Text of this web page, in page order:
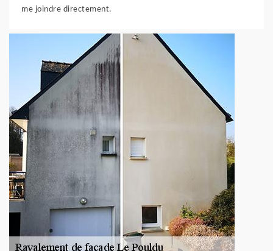
me joindre directement.